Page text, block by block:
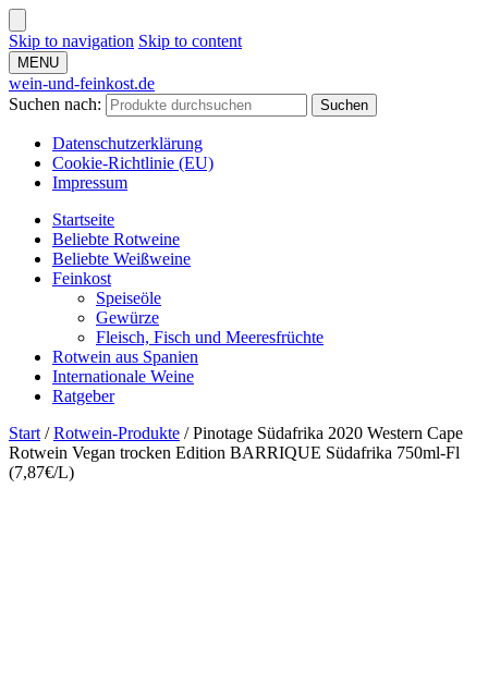
Skip to navigation Skip to content
MENU
wein-und-feinkost.de
Suchen nach:
Suchen
Datenschutzerklärung
Cookie-Richtlinie (EU)
Impressum
Startseite
Beliebte Rotweine
Beliebte Weißweine
Feinkost
Speiseöle
Gewürze
Fleisch, Fisch und Meeresfrüchte
Rotwein aus Spanien
Internationale Weine
Ratgeber
Start /Rotwein-Produkte /Pinotage Südafrika 2020 Western Cape
Rotwein Vegan trocken Edition BARRIQUE Südafrika 750ml-Fl
(7,87€/L)